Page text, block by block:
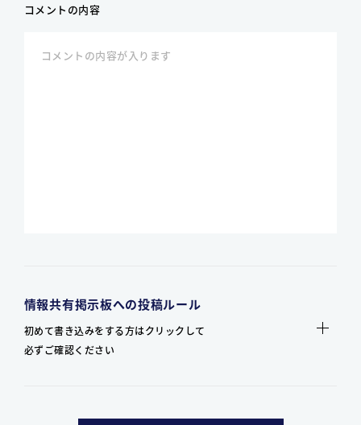
コメントの内容
情報共有掲示板への投稿ルール
初めて書き込みをする方はクリックして
必ずご確認ください